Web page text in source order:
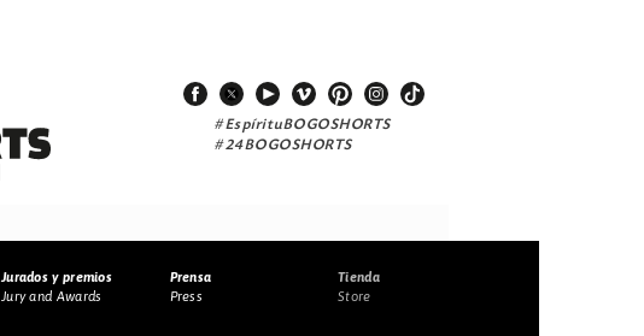
#EspírituBOGOSHORTS
#24BOGOSHORTS
Jurados y premios
Jury and Awards
Prensa
Press
Tienda
Store